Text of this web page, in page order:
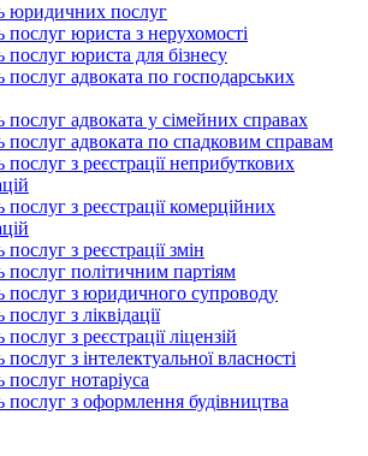
юридичних послуг
послуг юриста з нерухомості
послуг юриста для бізнесу
послуг адвоката по господарських
послуг адвоката у сімейних справах
послуг адвоката по спадковим справам
послуг з реєстрації неприбуткових
послуг з реєстрації комерційних
послуг з реєстрації змін
послуг політичним партіям
послуг з юридичного супроводу
послуг з ліквідації
послуг з реєстрації ліцензій
послуг з інтелектуальної власності
послуг нотаріуса
послуг з оформлення будівництва